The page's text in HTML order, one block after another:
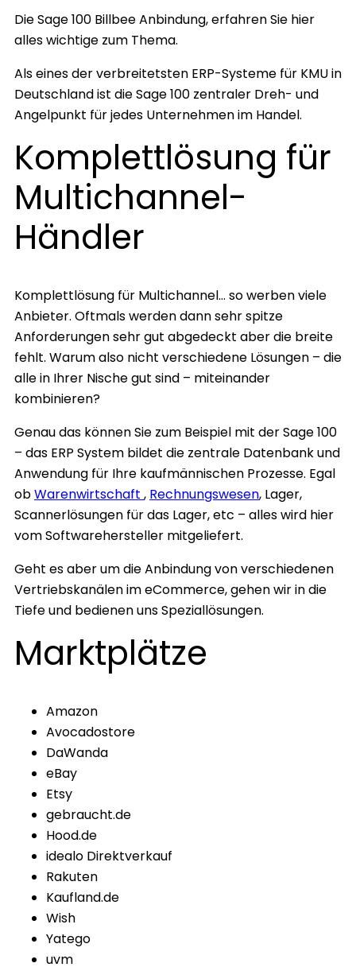
Die Sage 100 Billbee Anbindung, erfahren Sie hier
alles wichtige zum Thema.
Als eines der verbreitetsten ERP-Systeme für KMU in
Deutschland ist die Sage 100 zentraler Dreh- und
Angelpunkt für jedes Unternehmen im Handel.
Komplettlösung für
Multichannel-
Händler
Komplettlösung für Multichannel… so werben viele
Anbieter. Oftmals werden dann sehr spitze
Anforderungen sehr gut abgedeckt aber die breite
fehlt. Warum also nicht verschiedene Lösungen – die
alle in Ihrer Nische gut sind – miteinander
kombinieren?
Genau das können Sie zum Beispiel mit der Sage 100
– das ERP System bildet die zentrale Datenbank und
Anwendung für Ihre kaufmännischen Prozesse. Egal
obWarenwirtschaft , Rechnungswesen, Lager,
Scannerlösungen für das Lager, etc – alles wird hier
vom Softwarehersteller mitgeliefert.
Geht es aber um die Anbindung von verschiedenen
Vertriebskanälen im eCommerce, gehen wir in die
Tiefe und bedienen uns Speziallösungen.
Marktplätze
Amazon
Avocadostore
DaWanda
eBay
Etsy
gebraucht.de
Hood.de
idealo Direktverkauf
Rakuten
Kaufland.de
Wish
Yatego
uvm